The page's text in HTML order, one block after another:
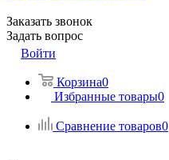
Заказать звонок
Задать вопрос
Войти
Корзина0
Избранные товары0
Сравнение товаров0